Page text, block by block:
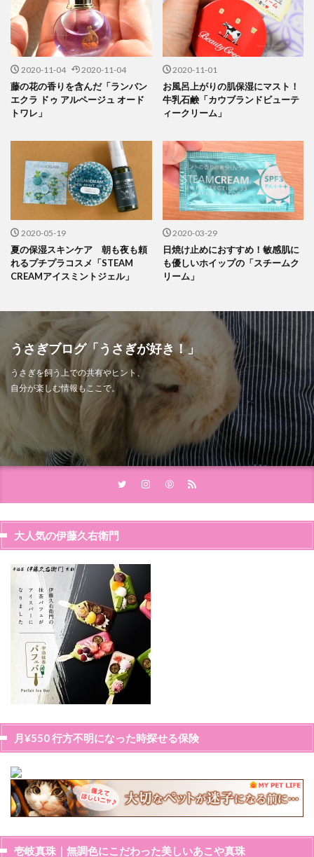
2020-11-04 2020-11-04
藤の花の香りを含んだ「ランバン
エクラ ドゥ アルページュ オード
トワレ」
2020-11-01
お風呂上がりの肌保湿にマスト！
牛乳石鹸「カウブランドビューテ
ィークリーム」
2020-05-19
夏の保湿スキンケア 朝も夜も頼
れるプチプラコスメ「STEAM
CREAMアイスミントジェル」
2020-03-29
日焼け止めにおすすめ！敏感肌に
も優しいホイップの「スチームク
リーム」
うさぎブログ「うさぎが好き！」
うさぎを飼う上での共有やヒント、
自分が楽しむ情報もここで。
大人気の伊藤久右衛門
月¥550 行方不明になった時探せる保険
壱岐真珠｜無調色にこだわった美しいあこや真珠